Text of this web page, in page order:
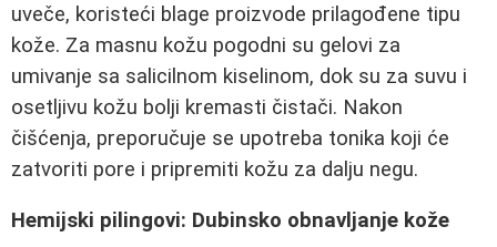
uveče, koristeći blage proizvode prilagođene tipu
kože. Za masnu kožu pogodni su gelovi za
umivanje sa salicilnom kiselinom, dok su za suvu i
osetljivu kožu bolji kremasti čistači. Nakon
čišćenja, preporučuje se upotreba tonika koji će
zatvoriti pore i pripremiti kožu za dalju negu.
Hemijski pilingovi: Dubinsko obnavljanje kože